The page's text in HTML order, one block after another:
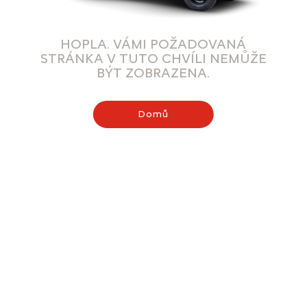
HOPLA. VÁMI POŽADOVANÁ
STRÁNKA V TUTO CHVÍLI NEMŮŽE
BÝT ZOBRAZENA.
Domů